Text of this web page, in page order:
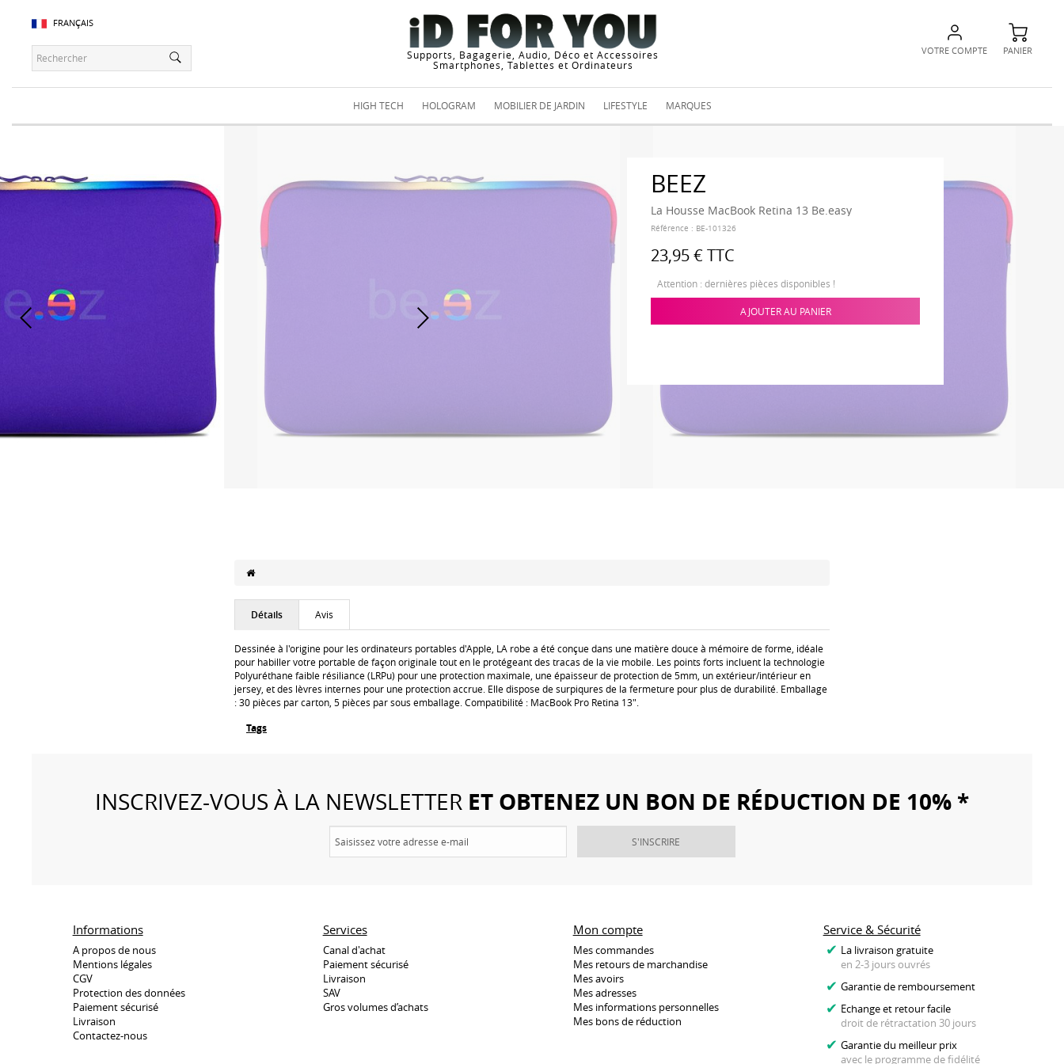
FRANÇAIS
Supports, Bagagerie, Audio, Déco et Accessoires
Smartphones, Tablettes et Ordinateurs
VOTRE COMPTE PANIER
HIGH TECH HOLOGRAM MOBILIER DE JARDIN LIFESTYLE MARQUES
BEEZ
La Housse MacBook Retina 13 Be.easy
Référence : BE-101326
23,95 € TTC
Attention : dernières pièces disponibles !
AJOUTER AU PANIER
Détails Avis
Dessinée à l'origine pour les ordinateurs portables d'Apple, LA robe a été conçue dans une matière douce à mémoire de forme, idéale
pour habiller votre portable de façon originale tout en le protégeant des tracas de la vie mobile. Les points forts incluent la technologie
Polyuréthane faible résiliance (LRPu) pour une protection maximale, une épaisseur de protection de 5mm, un extérieur/intérieur en
jersey, et des lèvres internes pour une protection accrue. Elle dispose de surpiqures de la fermeture pour plus de durabilité. Emballage
: 30 pièces par carton, 5 pièces par sous emballage. Compatibilité : MacBook Pro Retina 13".
Tags
INSCRIVEZ-VOUS À LA NEWSLETTER ET OBTENEZ UN BON DE RÉDUCTION DE 10% *
S'INSCRIRE
Informations
A propos de nous
Mentions légales
CGV
Protection des données
Paiement sécurisé
Livraison
Contactez-nous
Services
Canal d'achat
Paiement sécurisé
Livraison
SAV
Gros volumes d’achats
Service & Sécurité
La livraison gratuite
en 2-3 jours ouvrés
Garantie de remboursement
Echange et retour facile
droit de rétractation 30 jours
Garantie du meilleur prix
avec le programme de fidélité
Mon compte
Mes commandes
Mes retours de marchandise
Mes avoirs
Mes adresses
Mes informations personnelles
Mes bons de réduction